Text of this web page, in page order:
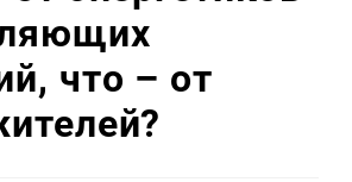
что – от